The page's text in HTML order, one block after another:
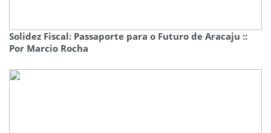
Solidez Fiscal: Passaporte para o Futuro de Aracaju ::
Por Marcio Rocha